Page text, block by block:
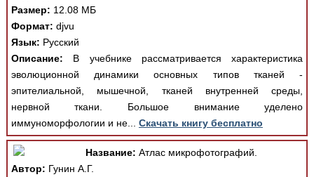
Размер: 12.08 МБ
Формат: djvu
Язык: Русский
Описание: В учебнике рассматривается характеристика
эволюционной динамики основных типов тканей -
эпителиальной, мышечной, тканей внутренней среды,
нервной ткани. Большое внимание уделено
иммуноморфологии и не... Скачать книгу бесплатно
Название: Атлас микрофотографий.
Автор: Гунин А.Г.